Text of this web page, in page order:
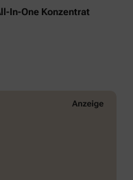
In-One Konzentrat